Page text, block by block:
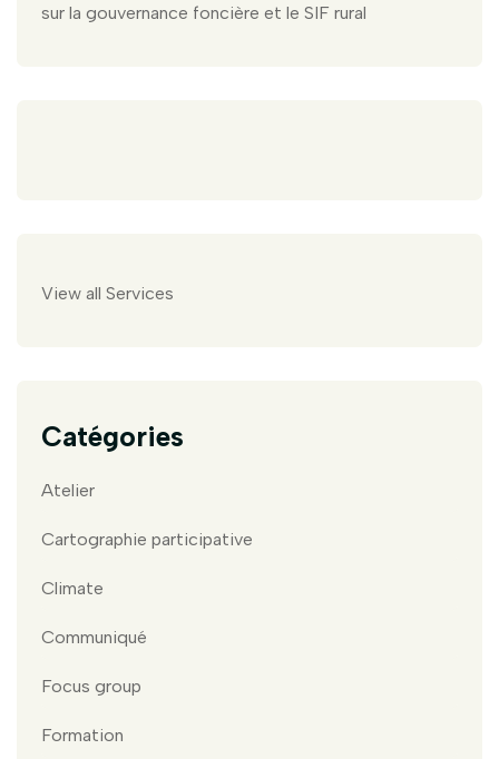
sur la gouvernance foncière et le SIF rural
View all Services
Catégories
Atelier
Cartographie participative
Climate
Communiqué
Focus group
Formation